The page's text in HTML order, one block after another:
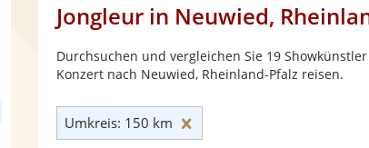
Jongleur in Neuwied,
Durchsuchen und vergleichen Sie 19
Konzert nach Neuwied, Rheinland-Pfalz reisen.
Umkreis: 150 km